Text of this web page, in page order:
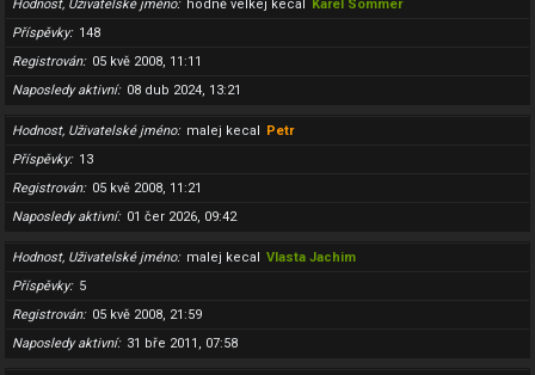
Hodnost, Uživatelské jméno hodně velkej kecal
Karel Sommer
Příspěvky
148
Registrován
05 kvě 2008, 11:11
Naposledy aktivní
08 dub 2024, 13:21
Hodnost, Uživatelské jméno malej kecal Petr
Příspěvky
13
Registrován
05 kvě 2008, 11:21
Naposledy aktivní
01 čer 2026, 09:42
Hodnost, Uživatelské jméno malej kecal Vlasta Jachim
Příspěvky
5
Registrován
05 kvě 2008, 21:59
Naposledy aktivní
31 bře 2011, 07:58